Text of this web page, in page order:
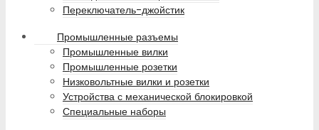
Переключатель-джойстик
Промышленные разъемы
Промышленные вилки
Промышленные розетки
Низковольтные вилки и розетки
Устройства с механической блокировкой
Специальные наборы